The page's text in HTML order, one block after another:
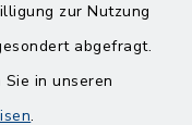
zur Nutzung
abgefragt.
in unseren
.